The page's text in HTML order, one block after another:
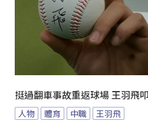
挺過翻車事故重返球場 王羽飛
人物 體育 中職 王羽飛